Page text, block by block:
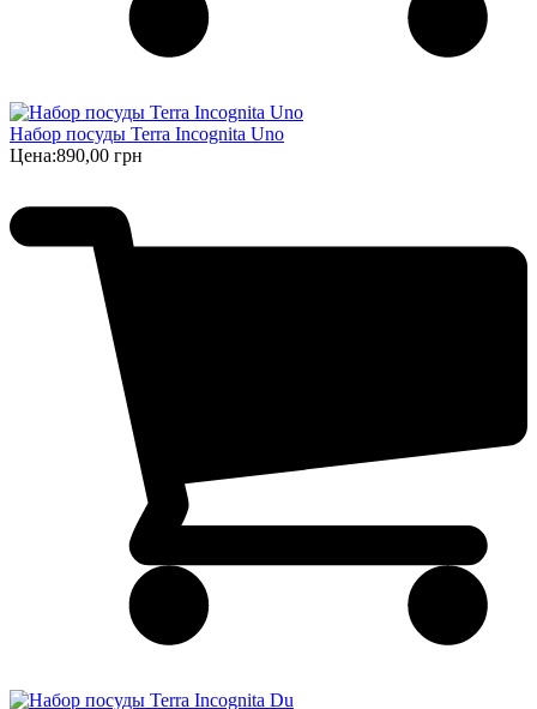
Набор посуды Terra Incognita Uno
Цена:890,00 грн